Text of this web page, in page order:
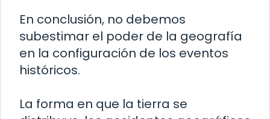
En conclusión, no debemos
subestimar el poder de la geografía
en la configuración de los eventos
históricos.
La forma en que la tierra se